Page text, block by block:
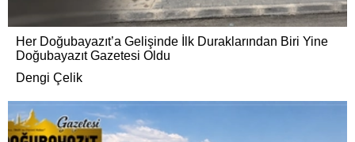
Her Doğubayazıt’a Gelişinde İlk Duraklarından Biri Yine
Doğubayazıt Gazetesi Oldu
Dengi Çelik